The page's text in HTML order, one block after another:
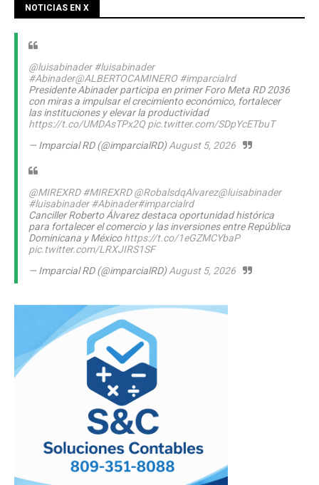
NOTICIAS EN X
@luisabinader #luisabinader
#Abinader@ALBERTOCAMINERO #imparcialrd
Presidente Abinader participa en primer Foro Meta RD 2036
con miras a impulsar el crecimiento económico, fortalecer
las instituciones y elevar la productividad
https://t.co/UMDAsTPx2Q pic.twitter.com/SDpYcETbuT
— Imparcial RD (@imparcialRD)August 5, 2026
@MIREXRD #MIREXRD @RobalsdqAlvarez@luisabinader
#luisabinader #Abinader#imparcialrd
Canciller Roberto Álvarez destaca oportunidad histórica
para fortalecer el comercio y las inversiones entre República
Dominicana y Méxicohttps://t.co/1eGZMCYbaP
pic.twitter.com/LRXJIRS1SF
— Imparcial RD (@imparcialRD)August 5, 2026